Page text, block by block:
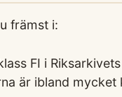
främst i:
FI i
är ibland